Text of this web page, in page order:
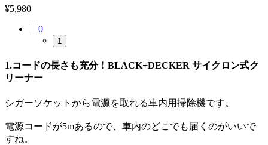
¥5,980
1
1.コードの長さも充分！BLACK+DECKER サイクロン式ク
リーナー
シガーソケットから電源を取れる車内用掃除機です。
電源コードが5mあるので、車内のどこでも届くのがいいで
すね。